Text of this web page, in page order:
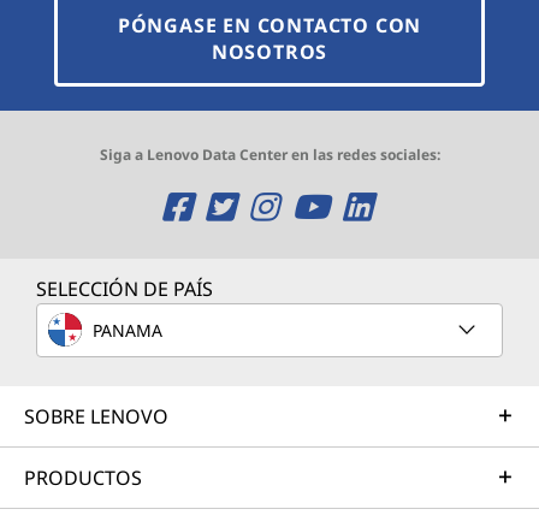
PÓNGASE EN CONTACTO CON
NOSOTROS
Siga a Lenovo Data Center en las redes sociales:
O
e
O
e
O
e
O
e
O
e
SELECCIÓN DE PAÍS
PANAMA
SOBRE LENOVO
PRODUCTOS